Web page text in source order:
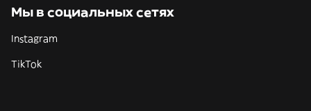
Мы в социальных сетях
Instagram
TikTok